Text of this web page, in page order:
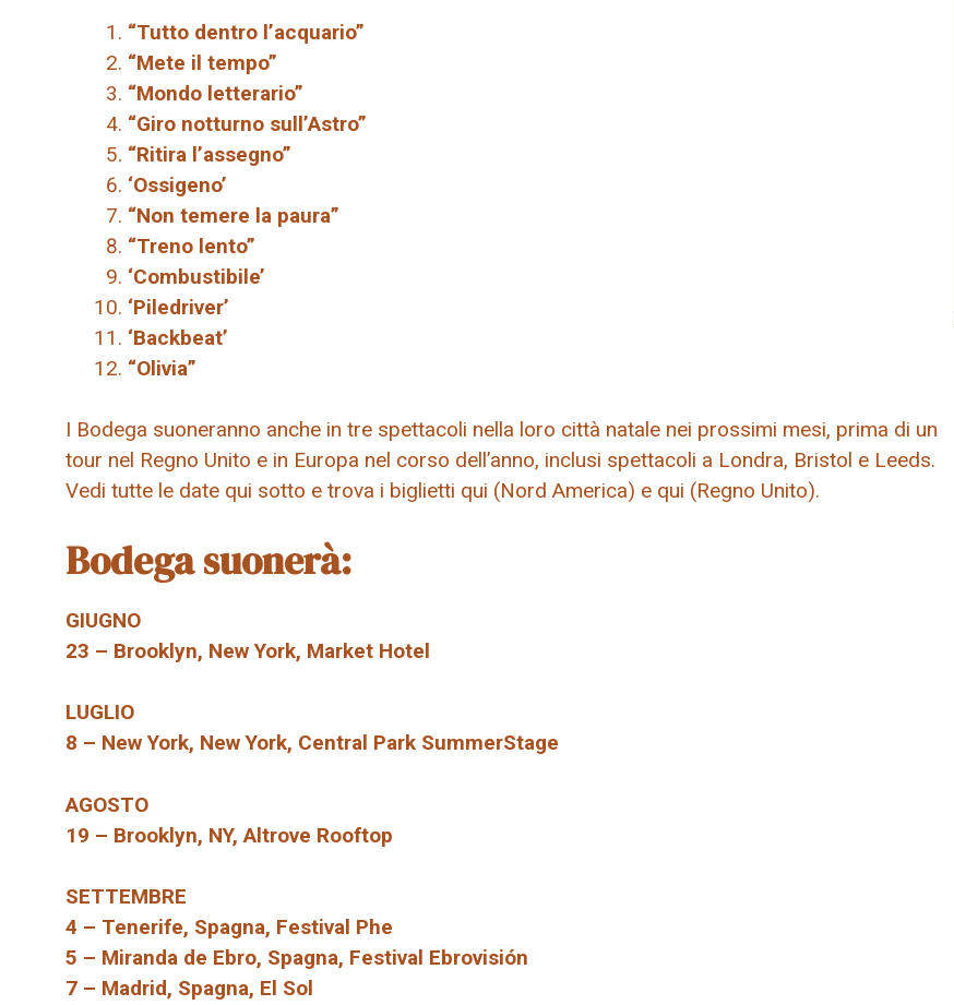
“Tutto dentro l’acquario”
“Mete il tempo”
“Mondo letterario”
“Giro notturno sull’Astro”
“Ritira l’assegno”
‘Ossigeno’
“Non temere la paura”
“Treno lento”
‘Combustibile’
‘Piledriver’
‘Backbeat’
“Olivia”
I Bodega suoneranno anche in tre spettacoli nella loro città natale nei prossimi mesi, prima di un
tour nel Regno Unito e in Europa nel corso dell’anno, inclusi spettacoli a Londra, Bristol e Leeds.
Vedi tutte le date qui sotto e trova i biglietti qui (Nord America) e qui (Regno Unito).
Bodega suonerà:
GIUGNO
23 – Brooklyn, New York, Market Hotel
LUGLIO
8 – New York, New York, Central Park SummerStage
AGOSTO
19 – Brooklyn, NY, Altrove Rooftop
SETTEMBRE
4 – Tenerife, Spagna, Festival Phe
5 – Miranda de Ebro, Spagna, Festival Ebrovisión
7 – Madrid, Spagna, El Sol